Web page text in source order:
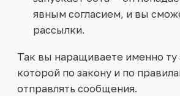
явным согласием, и вы
рассылки.
Так вы наращиваете именно
которой по закону и по
отправлять сообщения.